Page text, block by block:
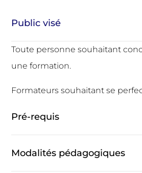
Public visé
Toute personne souhaitant
une formation.
Formateurs souhaitant se
Pré-requis
Modalités pédagogiques